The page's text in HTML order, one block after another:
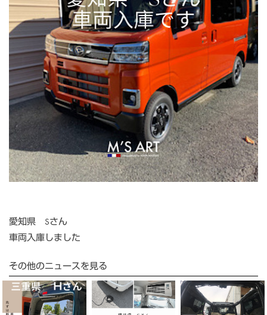
愛知県 Sさん
車両入庫しました
その他のニュースを見る